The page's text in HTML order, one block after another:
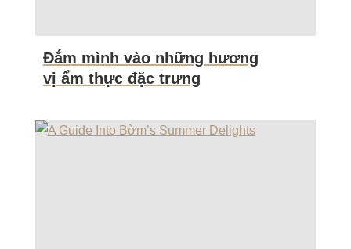
Đắm mình vào những hương
vị ẩm thực đặc trưng